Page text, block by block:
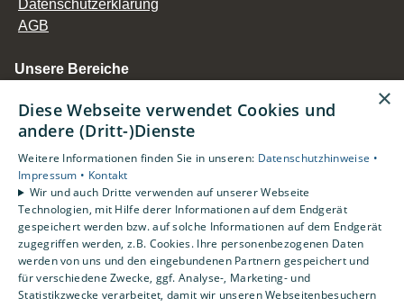
Datenschutzerklärung
AGB
Unsere Bereiche
Gewerbekunden
Karriere
Unternehmen
Kontakt
Standorte
Duisburg
Essen
×
Diese Webseite verwendet Cookies und
andere (Dritt-)Dienste
Weitere Informationen finden Sie in unseren: Datenschutzhinweise •
Impressum • Kontakt
Wir und auch Dritte verwenden auf unserer Webseite
Technologien, mit Hilfe derer Informationen auf dem Endgerät
gespeichert werden bzw. auf solche Informationen auf dem Endgerät
zugegriffen werden, z.B. Cookies. Ihre personenbezogenen Daten
werden von uns und den eingebundenen Partnern gespeichert und
für verschiedene Zwecke, ggf. Analyse-, Marketing- und
Statistikzwecke verarbeitet, damit wir unseren Webseitenbesuchern